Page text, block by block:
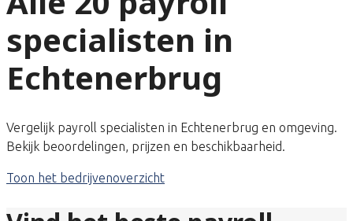
specialisten in
Echtenerbrug
Vergelijk payroll specialisten in Echtenerbrug en omgeving.
Bekijk beoordelingen, prijzen en beschikbaarheid.
Toon het bedrijvenoverzicht